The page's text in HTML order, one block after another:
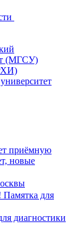
(МГСУ)
приёмную
новые
Памятка для
диагностики